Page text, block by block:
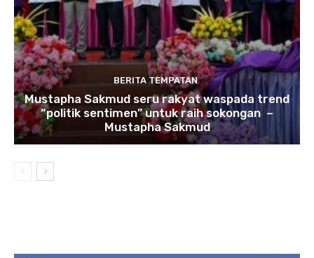
BERITA TEMPATAN
Mustapha Sakmud seru rakyat waspada trend
“politik sentimen” untuk raih sokongan –
Mustapha Sakmud